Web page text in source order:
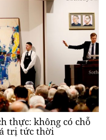
thực: không có chỗ
trị tức thời